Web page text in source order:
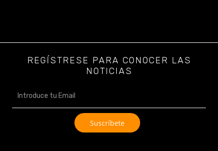
REGÍSTRESE PARA CONOCER LAS
NOTICIAS